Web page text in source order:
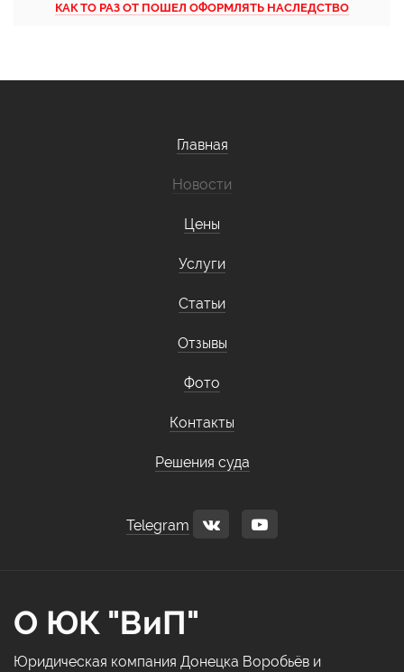
КАК ТО РАЗ ОТ ПОШЕЛ ОФОРМЛЯТЬ НАСЛЕДСТВО
Главная
Новости
Цены
Услуги
Статьи
Отзывы
Фото
Контакты
Решения суда
Telegram
О ЮК "ВиП"
Юридическая компания Донецка Воробьёв и